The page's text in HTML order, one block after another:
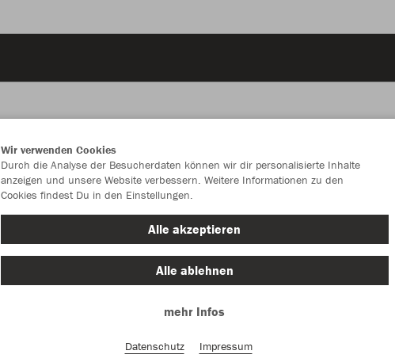
JAKO
Einzelauftrag
Wir verwenden Cookies
Durch die Analyse der Besucherdaten können wir dir personalisierte Inhalte
anzeigen und unsere Website verbessern. Weitere Informationen zu den
Cookies findest Du in den Einstellungen.
Alle akzeptieren
Alle ablehnen
mehr Infos
Datenschutz Impressum